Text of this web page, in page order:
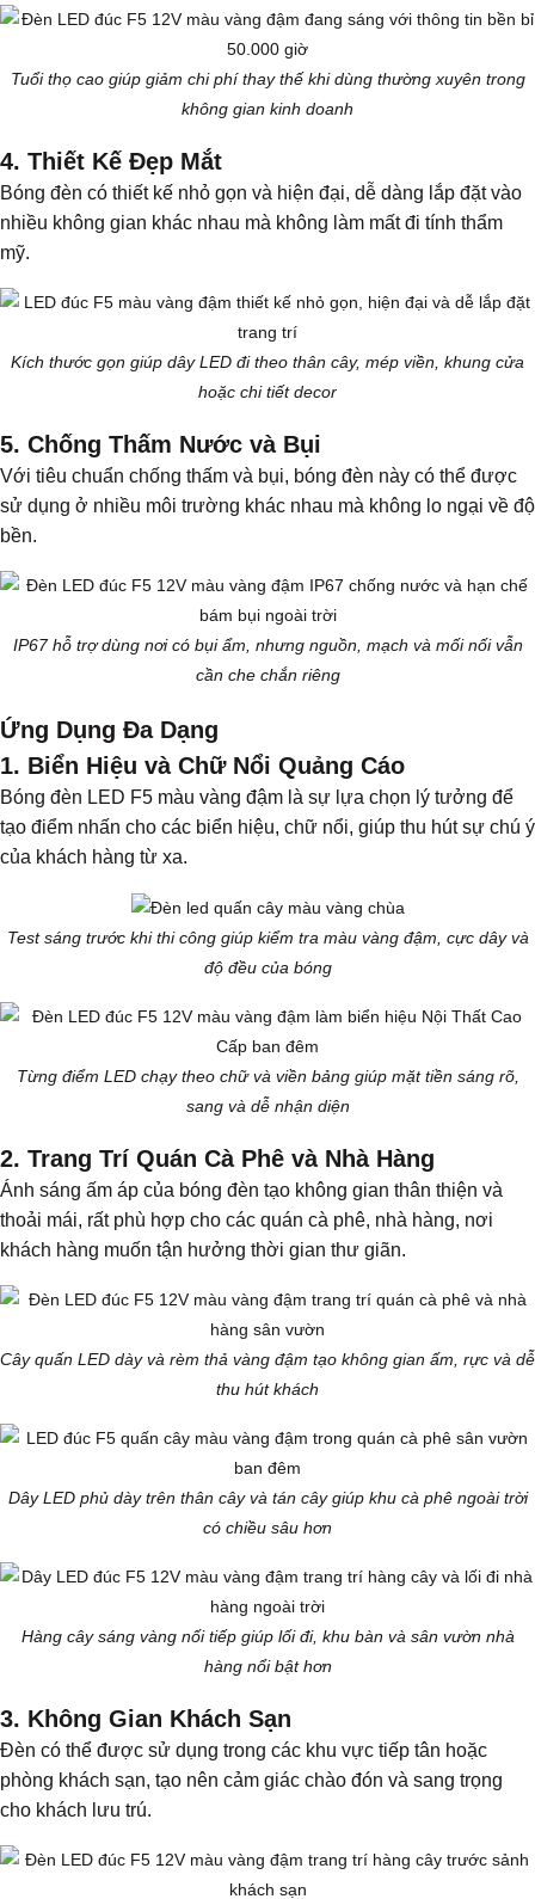
Tuổi thọ cao giúp giảm chi phí thay thế khi dùng thường xuyên trong
không gian kinh doanh
4. Thiết Kế Đẹp Mắt
Bóng đèn có thiết kế nhỏ gọn và hiện đại, dễ dàng lắp đặt vào
nhiều không gian khác nhau mà không làm mất đi tính thẩm
mỹ.
Kích thước gọn giúp dây LED đi theo thân cây, mép viền, khung cửa
hoặc chi tiết decor
5. Chống Thấm Nước và Bụi
Với tiêu chuẩn chống thấm và bụi, bóng đèn này có thể được
sử dụng ở nhiều môi trường khác nhau mà không lo ngại về độ
bền.
IP67 hỗ trợ dùng nơi có bụi ẩm, nhưng nguồn, mạch và mối nối vẫn
cần che chắn riêng
Ứng Dụng Đa Dạng
1. Biển Hiệu và Chữ Nổi Quảng Cáo
Bóng đèn LED F5 màu vàng đậm là sự lựa chọn lý tưởng để
tạo điểm nhấn cho các biển hiệu, chữ nổi, giúp thu hút sự chú ý
của khách hàng từ xa.
Test sáng trước khi thi công giúp kiểm tra màu vàng đậm, cực dây và
độ đều của bóng
Từng điểm LED chạy theo chữ và viền bảng giúp mặt tiền sáng rõ,
sang và dễ nhận diện
2. Trang Trí Quán Cà Phê và Nhà Hàng
Ánh sáng ấm áp của bóng đèn tạo không gian thân thiện và
thoải mái, rất phù hợp cho các quán cà phê, nhà hàng, nơi
khách hàng muốn tận hưởng thời gian thư giãn.
Cây quấn LED dày và rèm thả vàng đậm tạo không gian ấm, rực và dễ
thu hút khách
Dây LED phủ dày trên thân cây và tán cây giúp khu cà phê ngoài trời
có chiều sâu hơn
Hàng cây sáng vàng nối tiếp giúp lối đi, khu bàn và sân vườn nhà
hàng nổi bật hơn
3. Không Gian Khách Sạn
Đèn có thể được sử dụng trong các khu vực tiếp tân hoặc
phòng khách sạn, tạo nên cảm giác chào đón và sang trọng
cho khách lưu trú.